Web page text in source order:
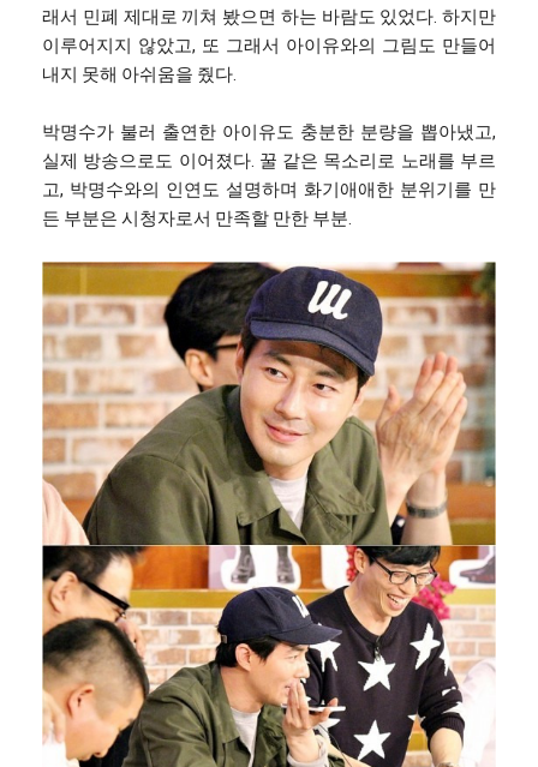
래서 민폐 제대로 끼쳐 봤으면 하는 바람도 있었다. 하지만
이루어지지 않았고, 또 그래서 아이유와의 그림도 만들어
내지 못해 아쉬움을 줬다.
박명수가 불러 출연한 아이유도 충분한 분량을 뽑아냈고,
실제 방송으로도 이어졌다. 꿀 같은 목소리로 노래를 부르
고, 박명수와의 인연도 설명하며 화기애애한 분위기를 만
든 부분은 시청자로서 만족할 만한 부분.